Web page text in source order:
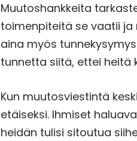
Muutoshankkeita
toimenpiteitä se vaatii ja
aina myös
tunnetta siitä, ettei heitä
Kun muutosviestintä
etäiseksi. Ihmiset
heidän tulisi sitoutua